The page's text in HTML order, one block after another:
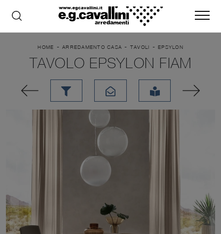
HOME - ARREDAMENTO CASA - TAVOLI - EPSYLON
TAVOLO EPSYLON FIAM